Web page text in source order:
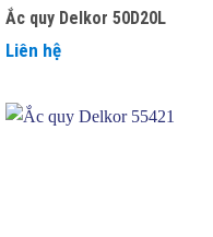
Ắc quy Delkor 50D20L
Liên hệ